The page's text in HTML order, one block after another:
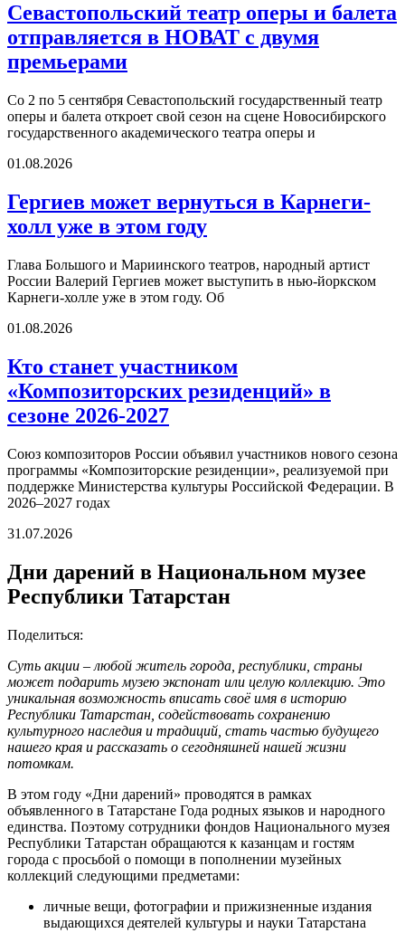
Севастопольский театр оперы и балета
отправляется в НОВАТ с двумя
премьерами
Со 2 по 5 сентября Севастопольский государственный театр
оперы и балета откроет свой сезон на сцене Новосибирского
государственного академического театра оперы и
01.08.2026
Гергиев может вернуться в Карнеги-
холл уже в этом году
Глава Большого и Мариинского театров, народный артист
России Валерий Гергиев может выступить в нью-йоркском
Карнеги-холле уже в этом году. Об
01.08.2026
Кто станет участником
«Композиторских резиденций» в
сезоне 2026-2027
Союз композиторов России объявил участников нового сезона
программы «Композиторские резиденции», реализуемой при
поддержке Министерства культуры Российской Федерации. В
2026–2027 годах
31.07.2026
Дни дарений в Национальном музее
Республики Татарстан
Поделиться:
Суть акции – любой житель города, республики, страны
может подарить музею экспонат или целую коллекцию. Это
уникальная возможность вписать своё имя в историю
Республики Татарстан, содействовать сохранению
культурного наследия и традиций, стать частью будущего
нашего края и рассказать о сегодняшней нашей жизни
потомкам.
В этом году «Дни дарений» проводятся в рамках
объявленного в Татарстане Года родных языков и народного
единства. Поэтому сотрудники фондов Национального музея
Республики Татарстан обращаются к казанцам и гостям
города с просьбой о помощи в пополнении музейных
коллекций следующими предметами:
личные вещи, фотографии и прижизненные издания
выдающихся деятелей культуры и науки Татарстана